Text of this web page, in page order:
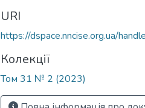
URI
https://dspace.nncise.org.ua/
Колекції
Том 31 № 2 (2023)